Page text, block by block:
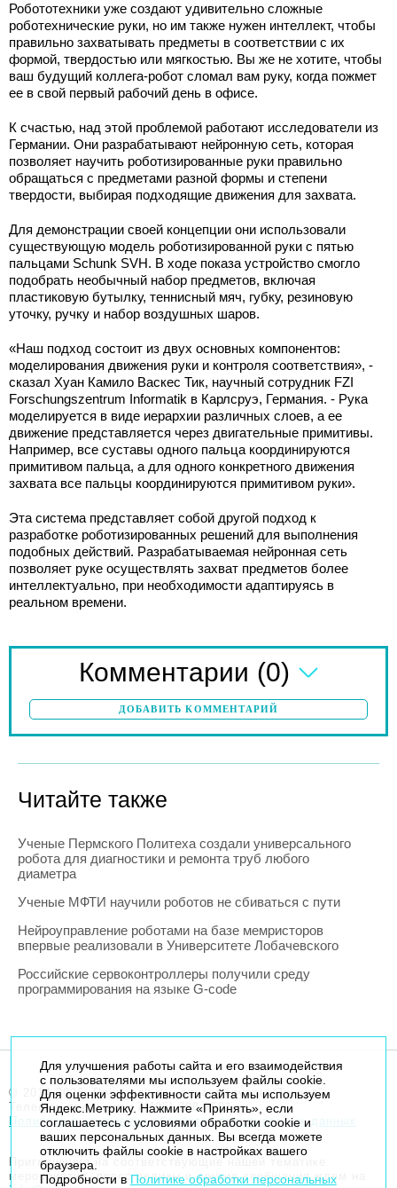
Робототехники уже создают удивительно сложные
роботехнические руки, но им также нужен интеллект, чтобы
правильно захватывать предметы в соответствии с их
формой, твердостью или мягкостью. Вы же не хотите, чтобы
ваш будущий коллега-робот сломал вам руку, когда пожмет
ее в свой первый рабочий день в офисе.
К счастью, над этой проблемой работают исследователи из
Германии. Они разрабатывают нейронную сеть, которая
позволяет научить роботизированные руки правильно
обращаться с предметами разной формы и степени
твердости, выбирая подходящие движения для захвата.
Для демонстрации своей концепции они использовали
существующую модель роботизированной руки с пятью
пальцами Schunk SVH. В ходе показа устройство смогло
подобрать необычный набор предметов, включая
пластиковую бутылку, теннисный мяч, губку, резиновую
уточку, ручку и набор воздушных шаров.
«Наш подход состоит из двух основных компонентов:
моделирования движения руки и контроля соответствия», -
сказал Хуан Камило Васкес Тик, научный сотрудник FZI
Forschungszentrum Informatik в Карлсруэ, Германия. - Рука
моделируется в виде иерархии различных слоев, а ее
движение представляется через двигательные примитивы.
Например, все суставы одного пальца координируются
примитивом пальца, а для одного конкретного движения
захвата все пальцы координируются примитивом руки».
Эта система представляет собой другой подход к
разработке роботизированных решений для выполнения
подобных действий. Разрабатываемая нейронная сеть
позволяет руке осуществлять захват предметов более
интеллектуально, при необходимости адаптируясь в
реальном времени.
Комментарии (0)
ДОБАВИТЬ КОММЕНТАРИЙ
Читайте также
Ученые Пермского Политеха создали универсального
робота для диагностики и ремонта труб любого
диаметра
Ученые МФТИ научили роботов не сбиваться с пути
Нейроуправление роботами на базе мемристоров
впервые реализовали в Университете Лобачевского
Российские сервоконтроллеры получили среду
программирования на языке G-code
© 2014-2026. Robogeek.ru - проект группы “Текарт”.
Телефон редакции+7(495) 790-7591
Политика в отношении обработки персональных данных
Приглашения на соответствующие нашей тематике
мероприятия, пресс-релизы и другие сообщения ждем на
Для улучшения работы сайта и его взаимодействия
с пользователями мы используем файлы cookie.
Для оценки эффективности сайта мы используем
Яндекс.Метрику. Нажмите «Принять», если
соглашаетесь с условиями обработки cookie и
ваших персональных данных. Вы всегда можете
отключить файлы cookie в настройках вашего
браузера.
Подробности в Политике обработки персональных